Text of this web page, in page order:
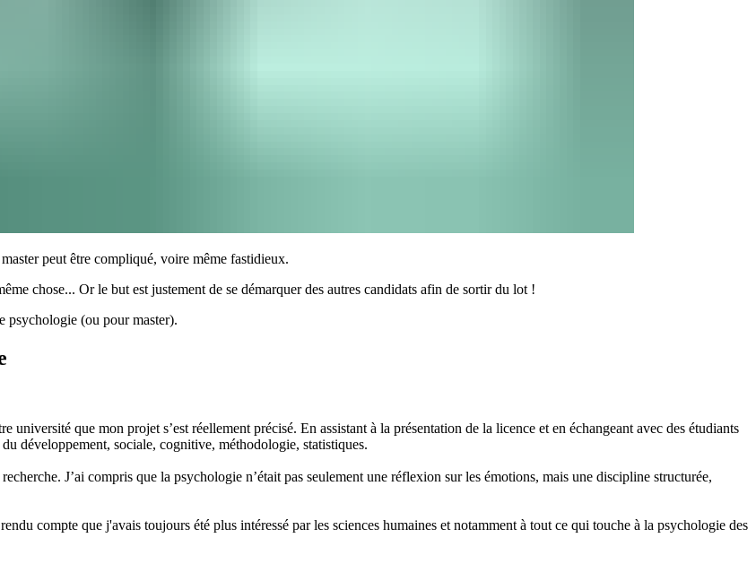
peut être compliqué, voire même fastidieux.
chose... Or le but est justement de se démarquer des autres candidats afin de sortir du lot !
psychologie (ou pour master).
université que mon projet s’est réellement précisé. En assistant à la présentation de la licence et en échangeant avec des étudiants
développement, sociale, cognitive, méthodologie, statistiques.
J’ai compris que la psychologie n’était pas seulement une réflexion sur les émotions, mais une discipline structurée,
compte que j'avais toujours été plus intéressé par les sciences humaines et notamment à tout ce qui touche à la psychologie des